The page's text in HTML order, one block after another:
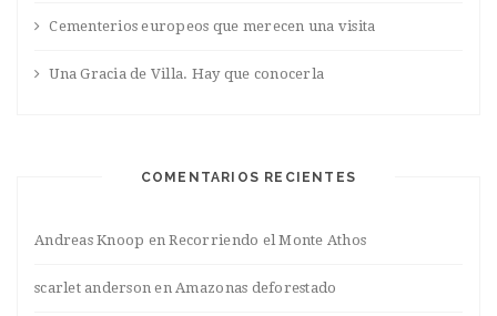
Cementerios europeos que merecen una visita
Una Gracia de Villa. Hay que conocerla
COMENTARIOS RECIENTES
Andreas Knoop enRecorriendo el Monte Athos
scarlet anderson enAmazonas deforestado